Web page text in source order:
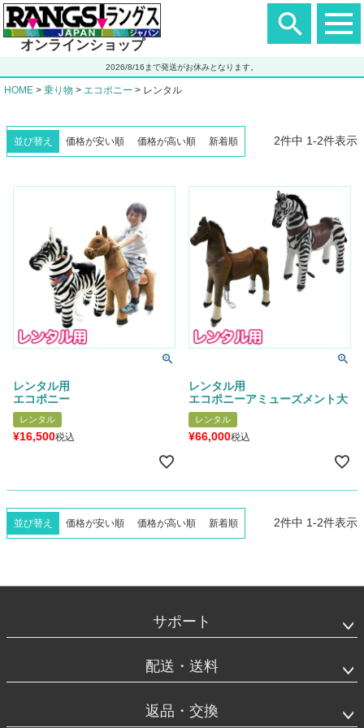
ヘ
ダ
エ
ア
オンラインショップ
2026/8/16まで発送がお休みとなります。
HOME 乗り物 エコポニー レンタル
並び替え 価格が安い順 価格が高い順 新着順 2件中 1-2件表示
レンタル用
エコポニー
レンタル
¥16,500税込
レンタル用
エコポニーアミューズメント大
レンタル
¥66,000税込
並び替え 価格が安い順 価格が高い順 新着順 2件中 1-2件表示
サポート
配送・送料
返品・交換